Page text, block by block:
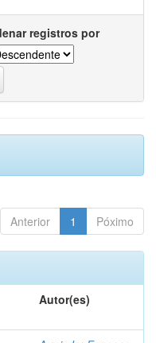
registros por
Anterior 1 Póximo
Autor(es)